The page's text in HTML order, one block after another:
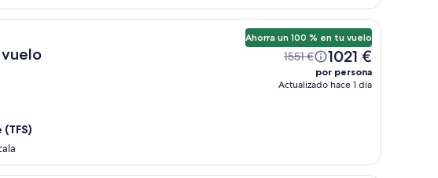
Ahorra un 100 % en tu vuelo
1551 € 1021 €
por persona
Actualizado hace 1 día